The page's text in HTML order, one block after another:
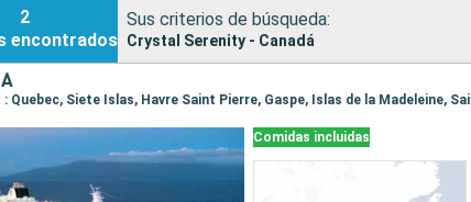
2
encontrados
Sus criterios de búsqueda:
Crystal Serenity - Canadá
Comidas incluidas